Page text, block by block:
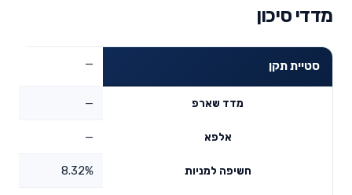
מדדי סיכון
סטיית תקן —
מדד שארפ —
אלפא —
חשיפה למניות 8.32%